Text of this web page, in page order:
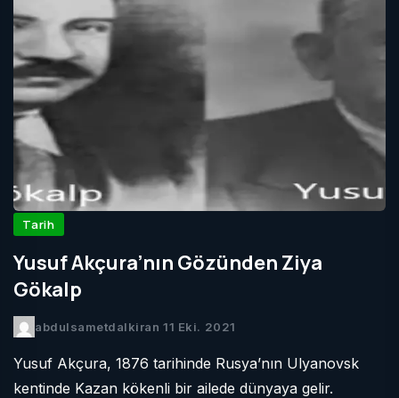
Tarih
Yusuf Akçura’nın Gözünden Ziya
Gökalp
abdulsametdalkiran 11 Eki. 2021
Yusuf Akçura, 1876 tarihinde Rusya’nın Ulyanovsk
kentinde Kazan kökenli bir ailede dünyaya gelir.